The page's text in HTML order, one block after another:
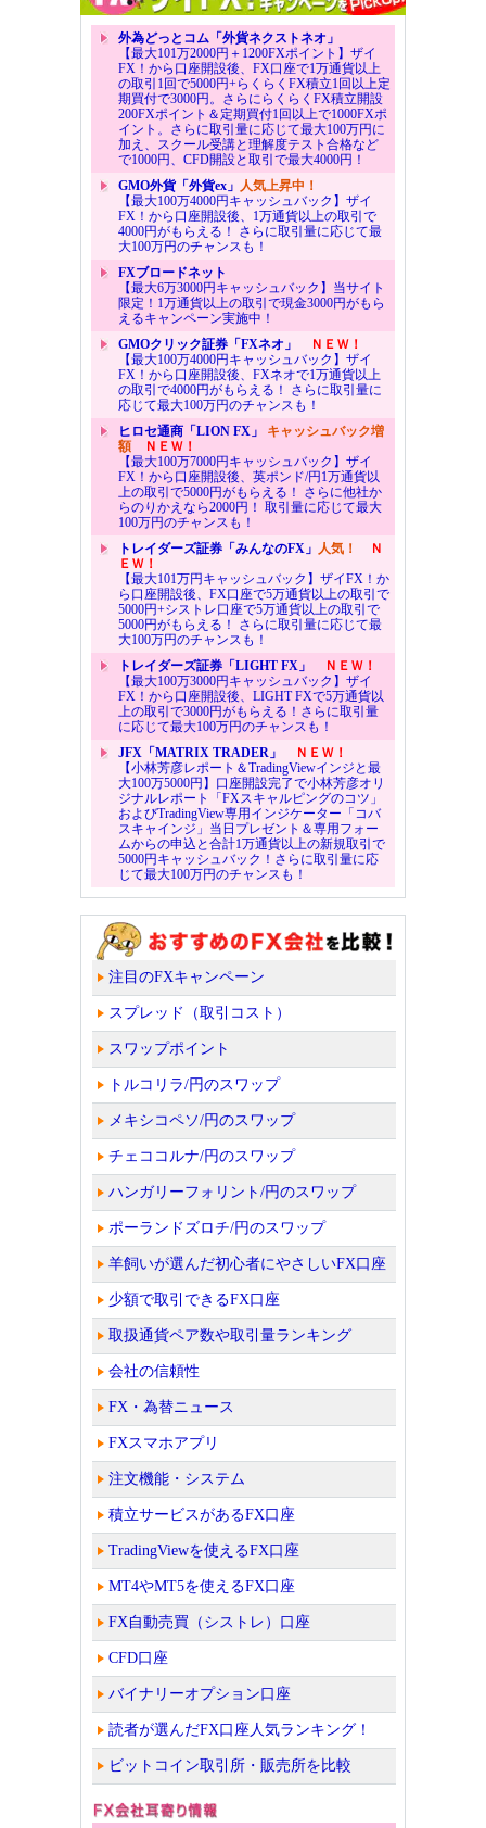
外為どっとコム「外貨ネクストネオ」
【最大101万2000円＋1200FXポイント】ザイ
FX！から口座開設後、FX口座で1万通貨以上
の取引1回で5000円+らくらくFX積立1回以上定
期買付で3000円。さらにらくらくFX積立開設
200FXポイント＆定期買付1回以上で1000FXポ
イント。さらに取引量に応じて最大100万円に
加え、スクール受講と理解度テスト合格など
で1000円、CFD開設と取引で最大4000円！
GMO外貨「外貨ex」 人気上昇中！
【最大100万4000円キャッシュバック】ザイ
FX！から口座開設後、1万通貨以上の取引で
4000円がもらえる！ さらに取引量に応じて最
大100万円のチャンスも！
FXブロードネット
【最大6万3000円キャッシュバック】当サイト
限定！1万通貨以上の取引で現金3000円がもら
えるキャンペーン実施中！
GMOクリック証券「FXネオ」
ＮＥＷ！
【最大100万4000円キャッシュバック】ザイ
FX！から口座開設後、FXネオで1万通貨以上
の取引で4000円がもらえる！ さらに取引量に
応じて最大100万円のチャンスも！
ヒロセ通商「LION FX」 キャッシュバック増
額ＮＥＷ！
【最大100万7000円キャッシュバック】ザイ
FX！から口座開設後、英ポンド/円1万通貨以
上の取引で5000円がもらえる！ さらに他社か
らのりかえなら2000円！ 取引量に応じて最大
100万円のチャンスも！
トレイダーズ証券「みんなのFX」 人気！
Ｎ
ＥＷ！
【最大101万円キャッシュバック】ザイFX！か
ら口座開設後、FX口座で5万通貨以上の取引で
5000円+シストレ口座で5万通貨以上の取引で
5000円がもらえる！ さらに取引量に応じて最
大100万円のチャンスも！
トレイダーズ証券「LIGHT FX」
ＮＥＷ！
【最大100万3000円キャッシュバック】ザイ
FX！から口座開設後、LIGHT FXで5万通貨以
上の取引で3000円がもらえる！さらに取引量
に応じて最大100万円のチャンスも！
JFX「MATRIX TRADER」
ＮＥＷ！
【小林芳彦レポート＆TradingViewインジと最
大100万5000円】口座開設完了で小林芳彦オリ
ジナルレポート「FXスキャルピングのコツ」
およびTradingView専用インジケーター「コバ
スキャインジ」当日プレゼント＆専用フォー
ムからの申込と合計1万通貨以上の新規取引で
5000円キャッシュバック！さらに取引量に応
じて最大100万円のチャンスも！
注目のFXキャンペーン
スプレッド（取引コスト）
スワップポイント
トルコリラ/円のスワップ
メキシコペソ/円のスワップ
チェココルナ/円のスワップ
ハンガリーフォリント/円のスワップ
ポーランドズロチ/円のスワップ
羊飼いが選んだ初心者にやさしいFX口座
少額で取引できるFX口座
取扱通貨ペア数や取引量ランキング
会社の信頼性
FX・為替ニュース
FXスマホアプリ
注文機能・システム
積立サービスがあるFX口座
TradingViewを使えるFX口座
MT4やMT5を使えるFX口座
FX自動売買（シストレ）口座
CFD口座
バイナリーオプション口座
読者が選んだFX口座人気ランキング！
ビットコイン取引所・販売所を比較